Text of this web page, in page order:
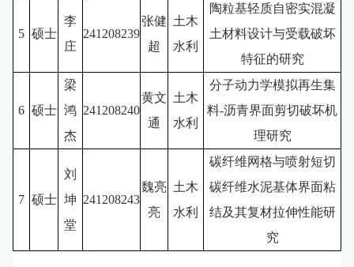
5 硕士
李
庄
241208239
张健
超
土木
水利
陶粒基轻质自密实混凝
土材料设计与受载破坏
特征的研究
6 硕士
梁
鸿
杰
241208240
黄文
通
土木
水利
分子动力学模拟再生集
料-沥青界面剪切破坏机
理研究
7 硕士
刘
坤
堂
241208243
魏亮
亮
土木
水利
碳纤维网格与喷射短切
碳纤维水泥基体界面粘
结及其复材拉伸性能研
究